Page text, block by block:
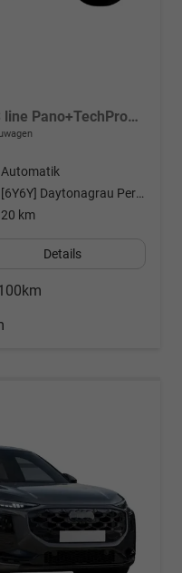
Sportback NEU TDI quattro S line Pano+TechPro+Matrix+AHK+HUD+Alu20+KlimaPlus+DCC+SONOS
Automatik
[6Y6Y] Daytonagrau Perleffekt
20 km
Details